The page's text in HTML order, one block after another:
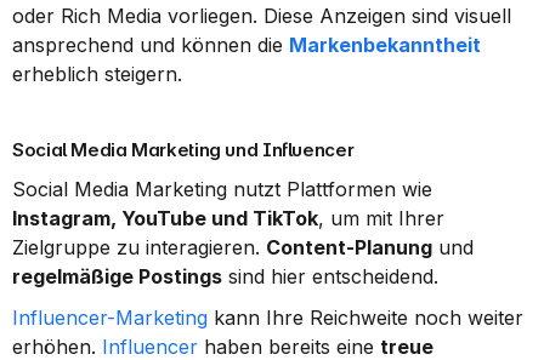
oder Rich Media vorliegen. Diese Anzeigen sind visuell
ansprechend und können die Markenbekanntheit
erheblich steigern.
Social Media Marketing und Influencer
Instagram, YouTube und TikTok, um mit Ihrer
Zielgruppe zu interagieren. Content-Planung
regelmäßige Postings sind hier entscheidend.
Influencer-Marketing kann Ihre Reichweite noch weiter
erhöhen. Influencer haben bereits eine treue